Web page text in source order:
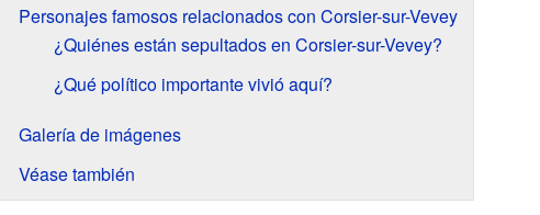
Personajes famosos relacionados con Corsier-sur-Vevey
¿Quiénes están sepultados en Corsier-sur-Vevey?
¿Qué político importante vivió aquí?
Galería de imágenes
Véase también